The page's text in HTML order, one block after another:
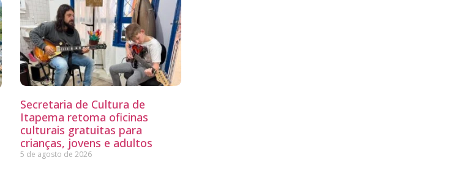
Secretaria de Cultura de
Itapema retoma oficinas
culturais gratuitas para
crianças, jovens e adultos
5 de agosto de 2026